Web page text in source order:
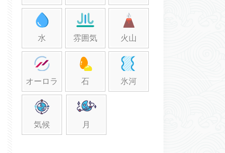
水 雰囲気 火山
オーロラ 石 氷河
気候 月